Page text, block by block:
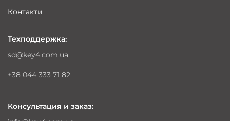
Контакти
Техподдержка:
sd@key4.com.ua
+38 044 333 71 82
Консультация и заказ: